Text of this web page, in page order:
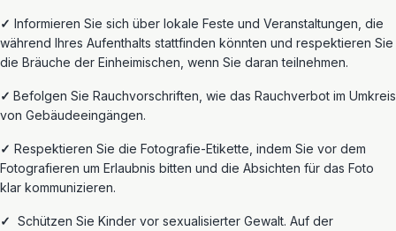
✓ Informieren Sie sich über lokale Feste und Veranstaltungen, die
während Ihres Aufenthalts stattfinden könnten und respektieren Sie
die Bräuche der Einheimischen, wenn Sie daran teilnehmen.
✓ Befolgen Sie Rauchvorschriften, wie das Rauchverbot im Umkreis
von Gebäudeeingängen.
✓ Respektieren Sie die Fotografie-Etikette, indem Sie vor dem
Fotografieren um Erlaubnis bitten und die Absichten für das Foto
klar kommunizieren.
✓ Schützen Sie Kinder vor sexualisierter Gewalt. Auf der